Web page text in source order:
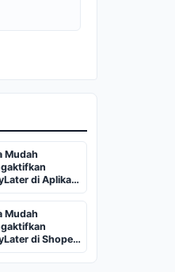
Mudah
di Aplikasi
Mudah
di Shopee
Lengkap
Syaratnya